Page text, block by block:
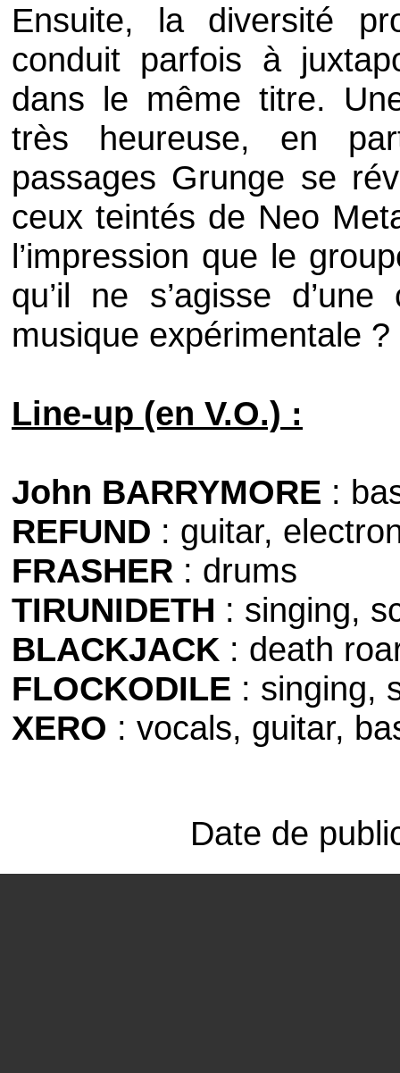
Ensuite, la diversité
conduit parfois à
dans le même titre.
très heureuse, en
passages Grunge se
ceux teintés de Neo
l’impression que le
qu’il ne s’agisse
musique expérimentale ?
Line-up (en V.O.) :
John BARRYMORE :
REFUND : guitar,
FRASHER : drums
TIRUNIDETH : singing,
BLACKJACK : death
FLOCKODILE : singing,
XERO : vocals, guitar,
Date de